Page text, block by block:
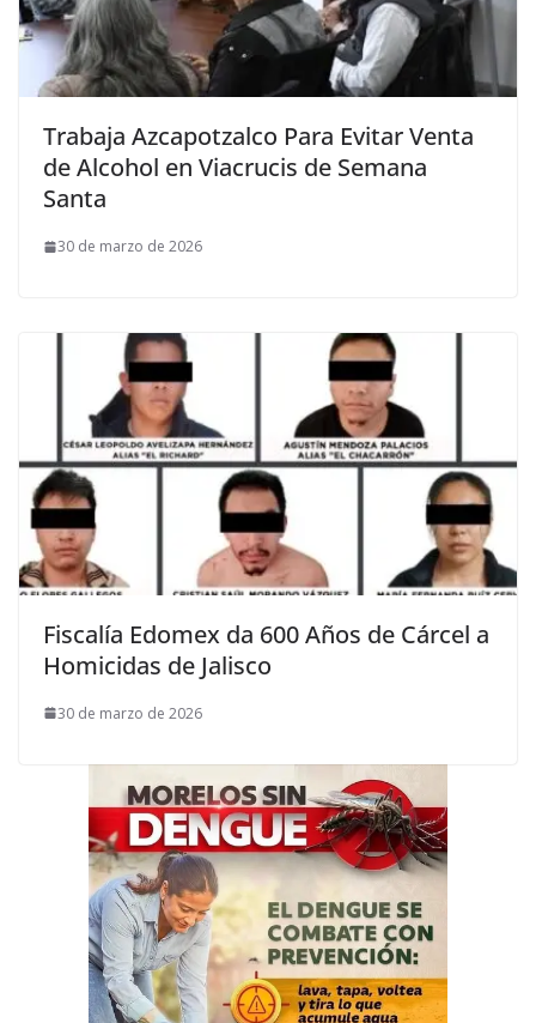
Trabaja Azcapotzalco Para Evitar Venta
de Alcohol en Viacrucis de Semana
Santa
30 de marzo de 2026
Fiscalía Edomex da 600 Años de Cárcel a
Homicidas de Jalisco
30 de marzo de 2026